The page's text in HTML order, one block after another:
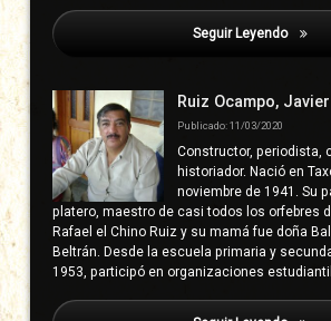
Seguir Leyendo
Ruiz Ocampo, Javier
Publicado: 11/03/2020
Constructor, periodista,
historiador. Nació en
noviembre de 1941. Su
platero, maestro de casi todos los orfebres
Rafael el Chino Ruiz y su mamá fue doña
Beltrán. Desde la escuela primaria y
1953, participó en organizaciones